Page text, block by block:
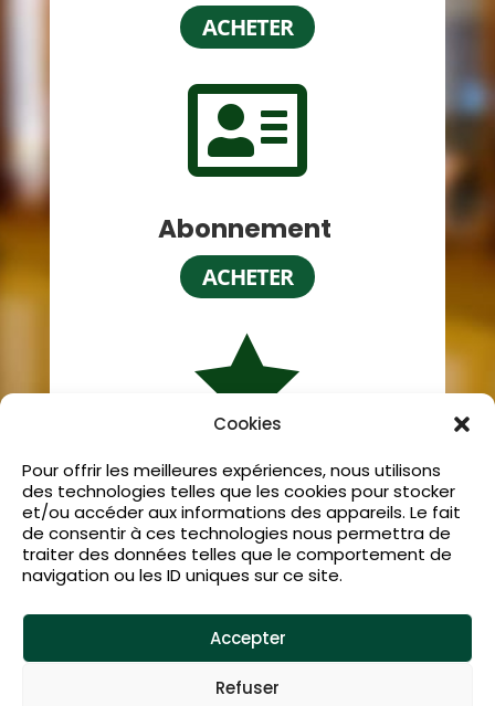
Cookies
Pour offrir les meilleures expériences, nous utilisons
des technologies telles que les cookies pour stocker
et/ou accéder aux informations des appareils. Le fait
de consentir à ces technologies nous permettra de
traiter des données telles que le comportement de
navigation ou les ID uniques sur ce site.
Accepter
Refuser
ACHETER

Abonnement
ACHETER

VIP
RÉSERVEZ ICI